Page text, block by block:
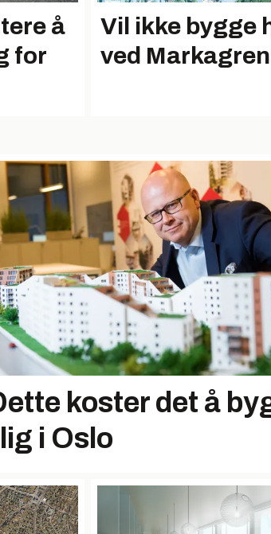
å
for
Vil ikke bygge
ved
koster det å
i Oslo